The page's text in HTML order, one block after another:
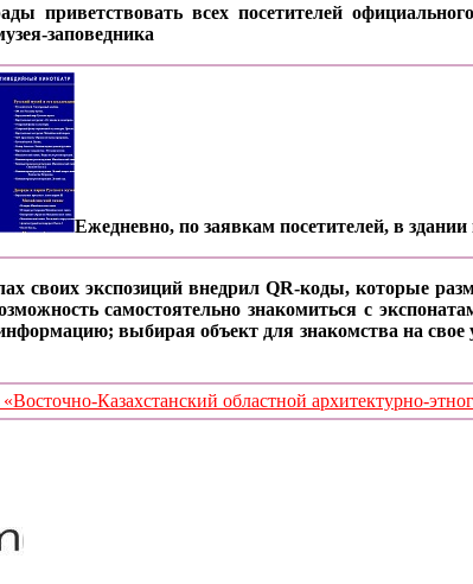
приветствовать всех посетителей
заповедника
Ежедневно, по заявкам посетителей, в здании
своих экспозиций внедрил QR-коды, которые
самостоятельно знакомиться с
выбирая объект для знакомства на
Казахстанский областной архитектурно-